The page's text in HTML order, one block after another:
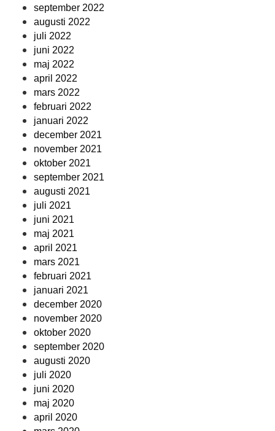
september 2022
augusti 2022
juli 2022
juni 2022
maj 2022
april 2022
mars 2022
februari 2022
januari 2022
december 2021
november 2021
oktober 2021
september 2021
augusti 2021
juli 2021
juni 2021
maj 2021
april 2021
mars 2021
februari 2021
januari 2021
december 2020
november 2020
oktober 2020
september 2020
augusti 2020
juli 2020
juni 2020
maj 2020
april 2020